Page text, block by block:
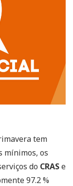
tem
mínimos, os
do CRASe
97.2 %